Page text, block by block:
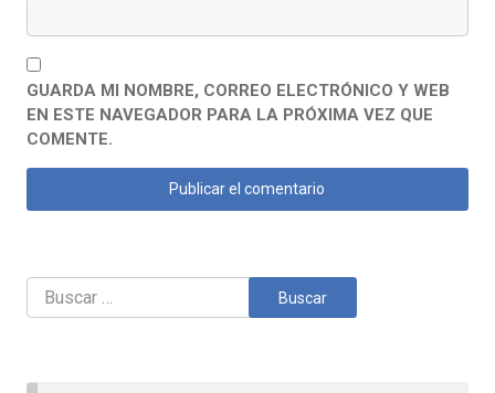
GUARDA MI NOMBRE, CORREO ELECTRÓNICO Y WEB
EN ESTE NAVEGADOR PARA LA PRÓXIMA VEZ QUE
COMENTE.
Buscar: